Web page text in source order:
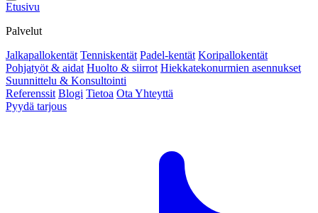
Etusivu
Palvelut
Jalkapallokentät Tenniskentät Padel-kentät Koripallokentät
Pohjatyöt & aidat Huolto & siirrot Hiekkatekonurmien asennukset
Suunnittelu & Konsultointi
Referenssit Blogi Tietoa Ota Yhteyttä
Pyydä tarjous